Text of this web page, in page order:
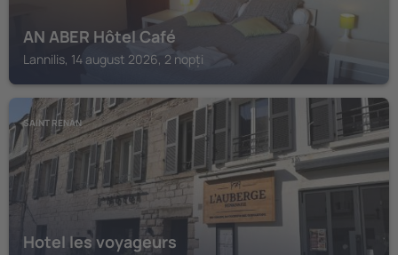
AN ABER Hôtel Café
Lannilis, 14 august 2026, 2 nopți
SAINT RENAN
Hotel les voyageurs